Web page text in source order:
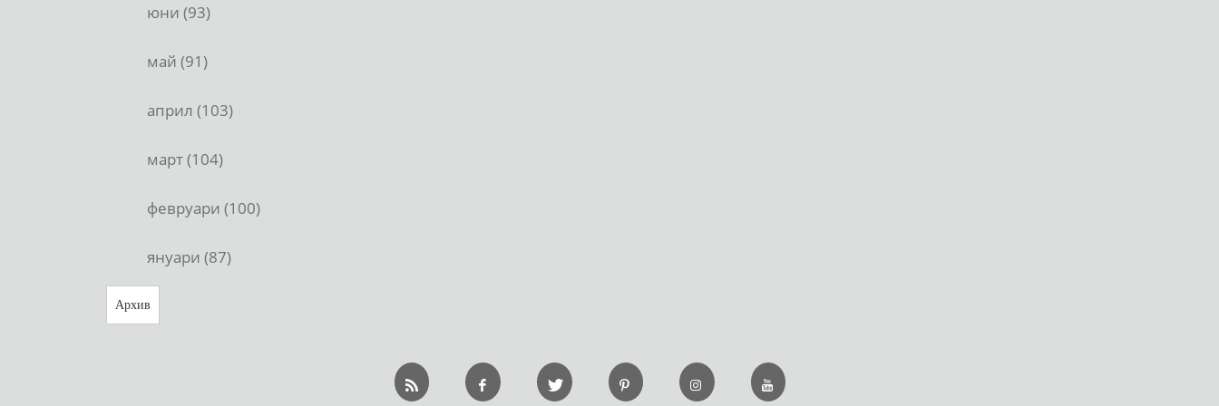
юни (93)
май (91)
април (103)
март (104)
февруари (100)
януари (87)
Архив